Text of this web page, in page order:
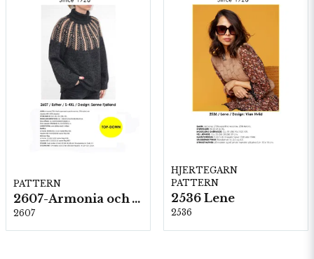
PATTERN
2607-Armonia och Alpaca 400
2607
HJERTEGARN
PATTERN
2536 Lene
2536